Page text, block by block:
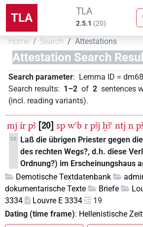
TLA TLA
2.5.1 (20)
Home Search Attestations
Attestation Search
Search parameter: Lemma ID =
Search results: 1–2 of 2 sentences
(incl. reading variants).
mj ı͗r pꜣ 20 sp wꜥb r pꜣj ḫꜣꜥ ntj n pꜣ
DE
Laß die übrigen Priester gegen
des rechten Wegs?, d.h. diese
Ordnung?) im Erscheinungshaus
Demotische Textdatenbank
dokumentarische Texte
Briefe
3334
Louvre E 3334
19
Dating (time frame): Hellenistische Zeit